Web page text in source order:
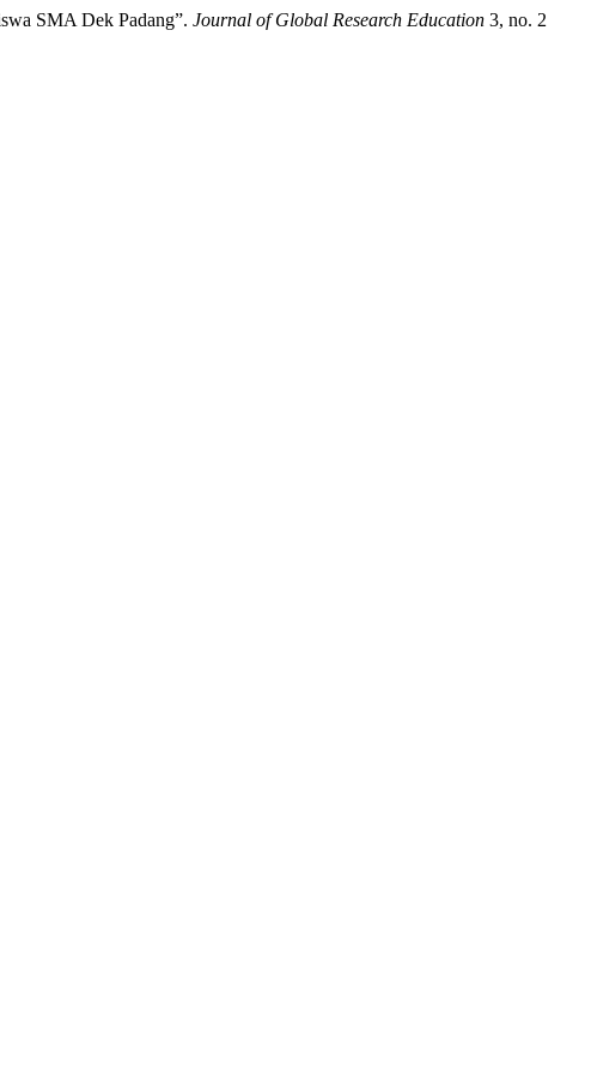
SMA Dek Padang”. Journal of Global Research Education 3, no. 2